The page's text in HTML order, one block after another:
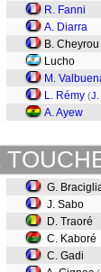
R. Fanni
A. Diarra
B. Cheyrou
Lucho
M.
L. Rémy (J.
A. Ayew
G.
J. Sabo
D. Traoré
C. Kaboré
C. Gadi